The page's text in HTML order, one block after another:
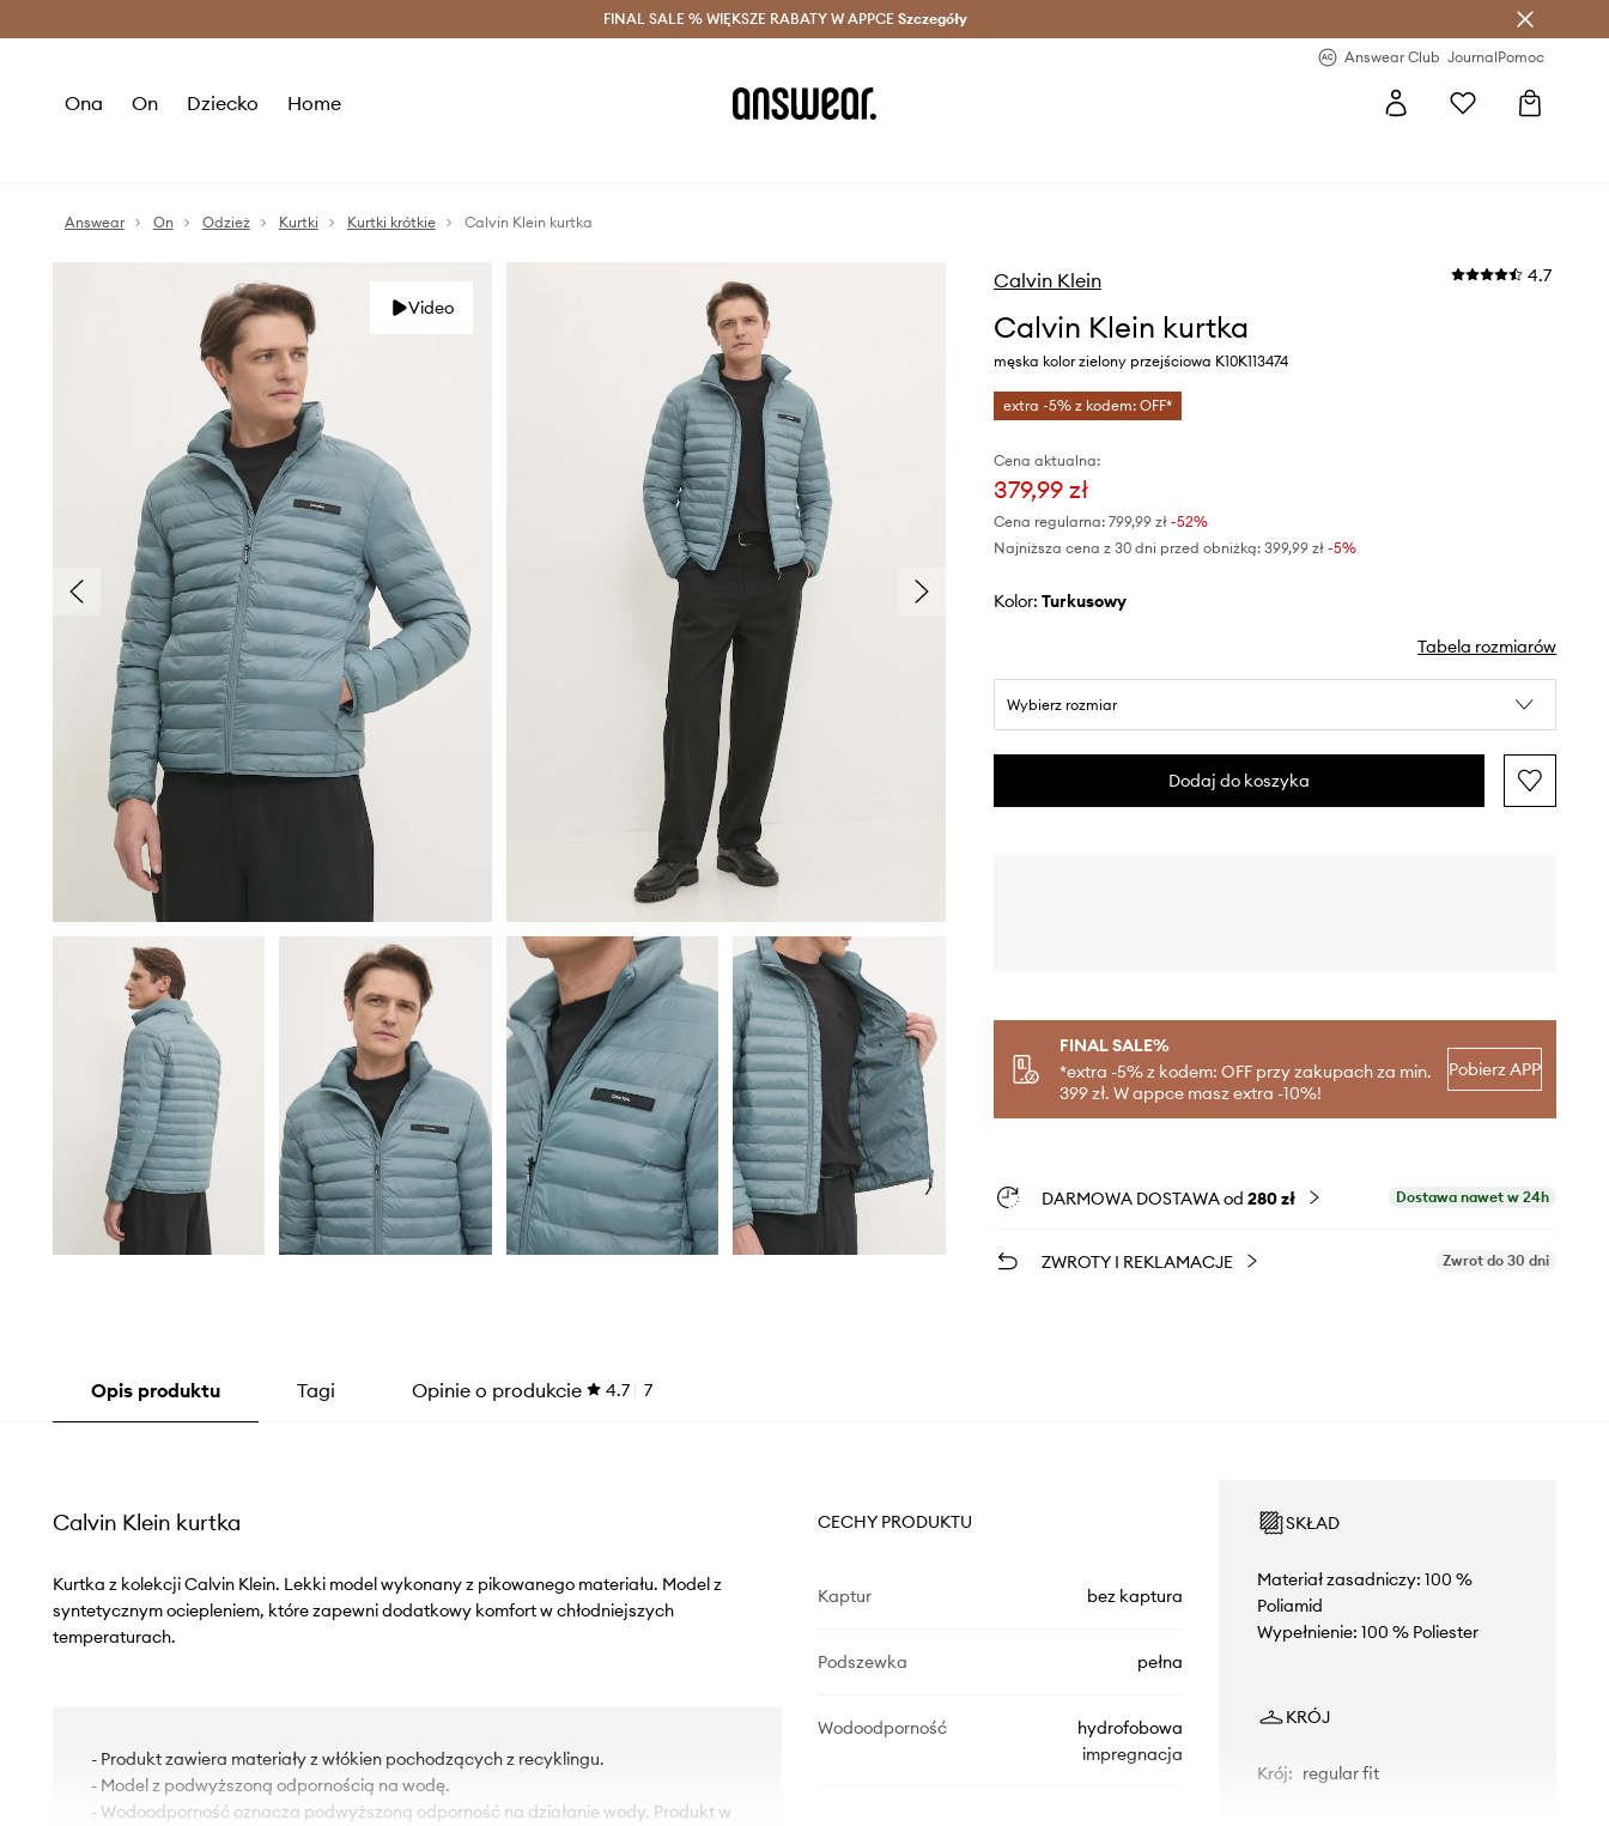
Oszczędzaj z Answear Club > Dostawa nawet w 24h >
FINAL SALE % WIĘKSZE RABATY W APPCE Szczegóły
Answear Club JournalPomoc
Ona On Dziecko Home
Answear On Odzież Kurtki Kurtki krótkie Calvin Klein kurtka
Video
Calvin Klein 4.7
Calvin Klein kurtka
męska kolor zielony przejściowa K10K113474
extra -5% z kodem: OFF*
Cena aktualna:
379,99 zł
Cena regularna: 799,99 zł-52%
Najniższa cena z 30 dni przed obniżką: 399,99 zł -5%
Kolor: turkusowy
Tabela rozmiarów
Wybierz rozmiar
Dodaj do koszyka
FINAL SALE%
*extra -5% z kodem: OFF przy zakupach za min.
399 zł. W appce masz extra -10%!
Pobierz APP
DARMOWA DOSTAWA od 280 zł Dostawa nawet w 24h
ZWROTY I REKLAMACJE Zwrot do 30 dni
Opis produktu Tagi Opinie o produkcie 4.7 7
Calvin Klein kurtka
Kurtka z kolekcji Calvin Klein. Lekki model wykonany z pikowanego materiału. Model z
syntetycznym ociepleniem, które zapewni dodatkowy komfort w chłodniejszych
temperaturach.
- Produkt zawiera materiały z włókien pochodzących z recyklingu.
- Model z podwyższoną odpornością na wodę.
- Wodoodporność oznacza podwyższoną odporność na działanie wody. Produkt w
CECHY PRODUKTU
Kaptur bez kaptura
Podszewka pełna
Wodoodporność
hydrofobowa
impregnacja
SKŁAD
Materiał zasadniczy: 100 %
Poliamid
Wypełnienie: 100 % Poliester
KRÓJ
Krój: regular fit